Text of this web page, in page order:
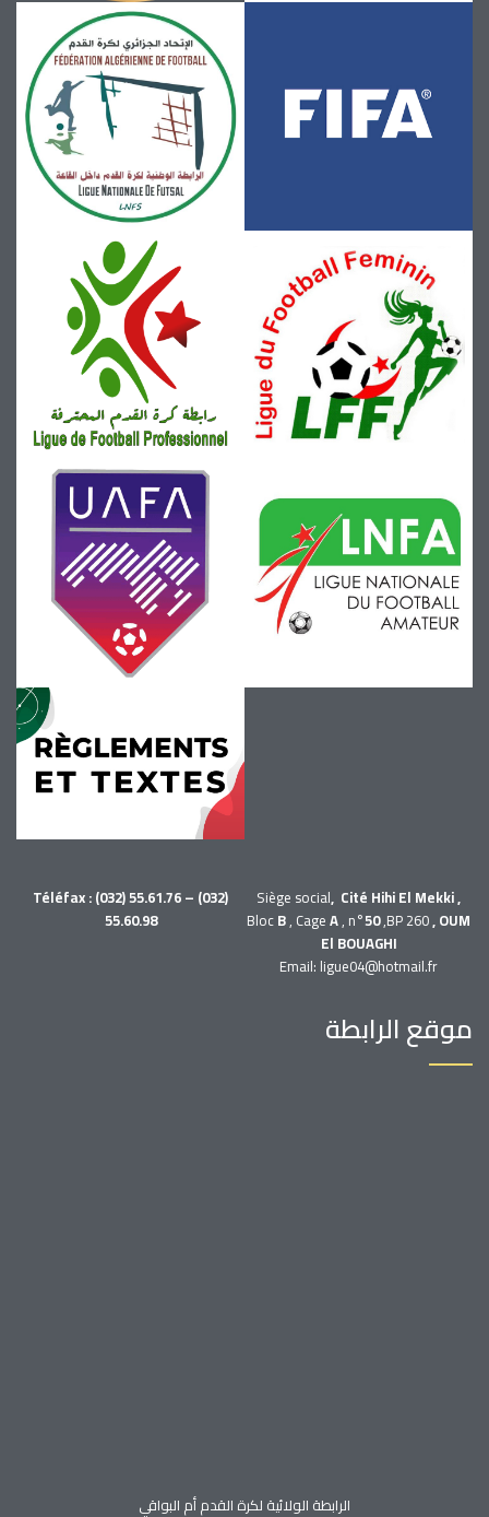
Siège social, Cité Hihi El Mekki ,
BlocB, CageA, n°50,BP 260, OUM
El BOUAGHI
Téléfax : (032) 55.61.76 – (032)
55.60.98
Email: ligue04@hotmail.fr
موقع الرابطة
الرابطة الولائية لكرة القدم أم البواقي